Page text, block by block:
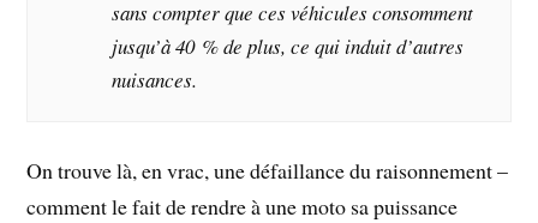
sans compter que ces véhicules consomment
jusqu’à 40 % de plus, ce qui induit d’autres
nuisances.
On trouve là, en vrac, une défaillance du raisonnement –
comment le fait de rendre à une moto sa puissance